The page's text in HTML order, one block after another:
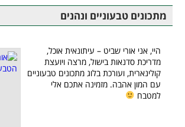
מתכונים טבעוניים ונהנים
היי, אני אורי שביט – עיתונאית אוכל,
מדריכת סדנאות בישול, מרצה ויועצת
קולינארית, ועורכת בלוג מתכונים טבעוניים
עם המון אהבה. מזמינה אתכם אלי
למטבח